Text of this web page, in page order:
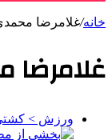
خانه/غلامرضا
غلامرضا
ورزش > کشتی